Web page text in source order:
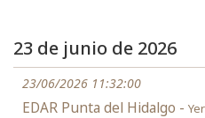
23 de junio de 2026
23/06/2026 11:32:00
EDAR Punta del Hidalgo -